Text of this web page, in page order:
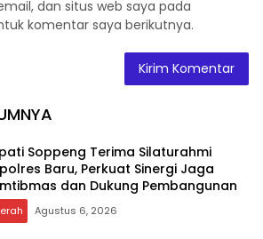
dan situs web saya pada
komentar saya berikutnya.
Soppeng Terima Silaturahmi
Baru, Perkuat Sinergi Jaga
dan Dukung Pembangunan
Agustus 6, 2026